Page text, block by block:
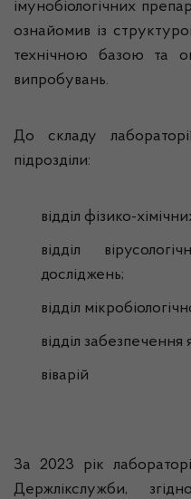
імунобіологічних
ознайомив із
технічною базою та
випробувань.
До складу
підрозділи:
відділ фізико-
відділ
досліджень;
відділ
відділ забезпечення
віварій
За 2023 рік
Держлікслужби,